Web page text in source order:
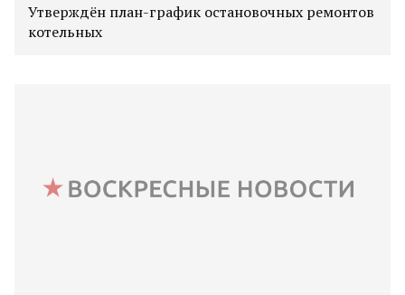
Утверждён план-график остановочных ремонтов
котельных